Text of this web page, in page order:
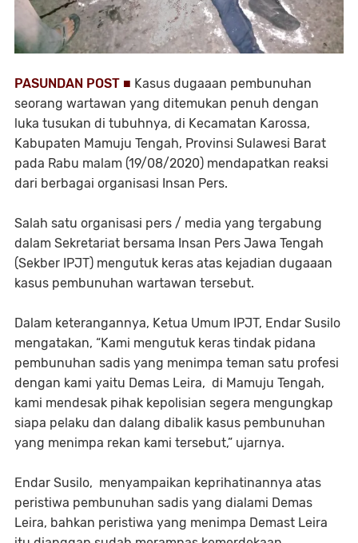
PASUNDAN POST ■ Kasus dugaaan pembunuhan
seorang wartawan yang ditemukan penuh dengan
luka tusukan di tubuhnya, di Kecamatan Karossa,
Kabupaten Mamuju Tengah, Provinsi Sulawesi Barat
pada Rabu malam (19/08/2020) mendapatkan reaksi
dari berbagai organisasi Insan Pers.
Salah satu organisasi pers / media yang tergabung
dalam Sekretariat bersama Insan Pers Jawa Tengah
(Sekber IPJT) mengutuk keras atas kejadian dugaaan
kasus pembunuhan wartawan tersebut.
Dalam keterangannya, Ketua Umum IPJT, Endar Susilo
mengatakan, “Kami mengutuk keras tindak pidana
pembunuhan sadis yang menimpa teman satu profesi
dengan kami yaitu Demas Leira, di Mamuju Tengah,
kami mendesak pihak kepolisian segera mengungkap
siapa pelaku dan dalang dibalik kasus pembunuhan
yang menimpa rekan kami tersebut,” ujarnya.
Endar Susilo, menyampaikan keprihatinannya atas
peristiwa pembunuhan sadis yang dialami Demas
Leira, bahkan peristiwa yang menimpa Demast Leira